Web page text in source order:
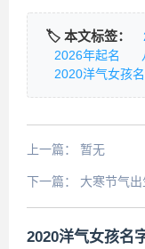
🏷️ 本文标签：
2026年起名
2020洋气女孩
上一篇： 暂无
下一篇： 大寒节气
收藏
2020洋气女孩名